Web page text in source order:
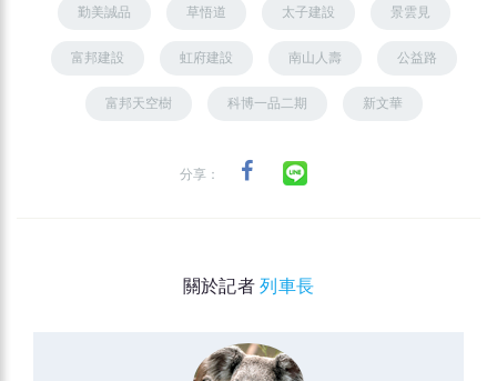
勤美誠品 草悟道 太子建設 景雲見
富邦建設 虹府建設 南山人壽 公益路
富邦天空樹 科博一品二期 新文華
分享：
關於記者列車長